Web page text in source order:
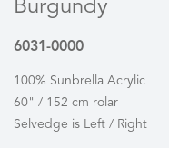
Burgundy
6031-0000
100% Sunbrella Acrylic
60" / 152 cm rolar
Selvedge is Left / Right